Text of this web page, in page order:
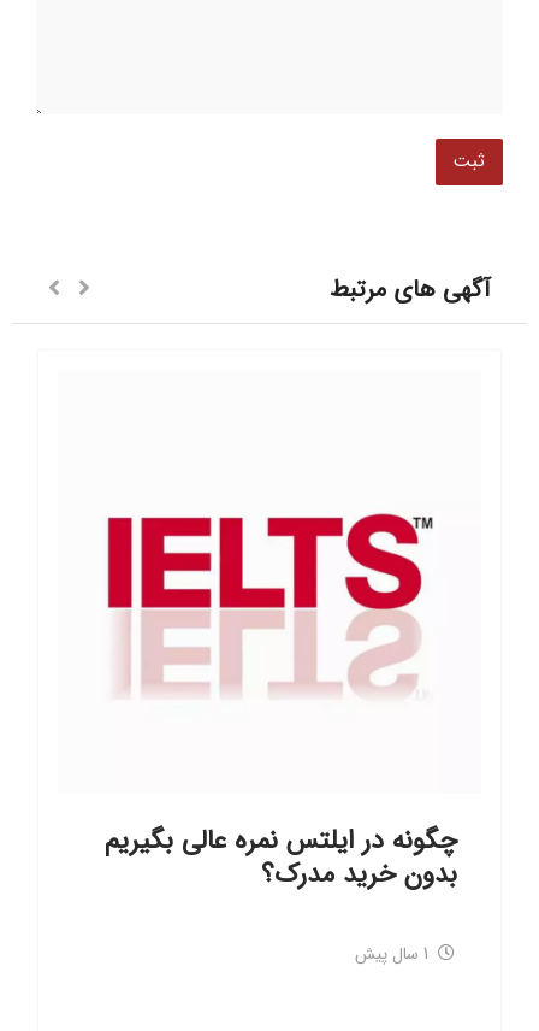
آگهی های مرتبط
چگونه در ایلتس نمره عالی بگیریم
بدون خرید مدرک؟
1 سال پیش